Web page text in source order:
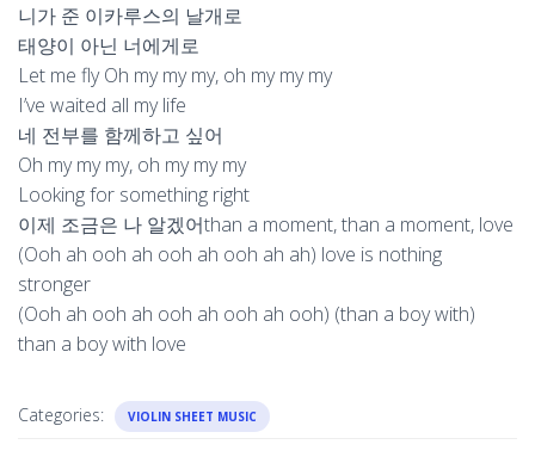
니가 준 이카루스의 날개로
태양이 아닌 너에게로
Let me fly Oh my my my, oh my my my
I’ve waited all my life
네 전부를 함께하고 싶어
Oh my my my, oh my my my
Looking for something right
이제 조금은 나 알겠어than a moment, than a moment, love
(Ooh ah ooh ah ooh ah ooh ah ah) love is nothing
stronger
(Ooh ah ooh ah ooh ah ooh ah ooh) (than a boy with)
than a boy with love
Categories: VIOLIN SHEET MUSIC